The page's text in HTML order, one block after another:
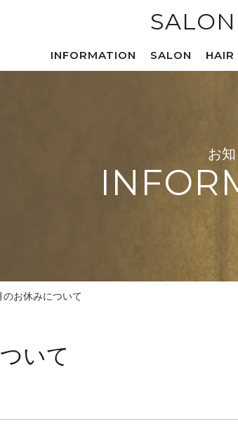
INFORMATION SALON HAIR
お
のお休みについて
いて